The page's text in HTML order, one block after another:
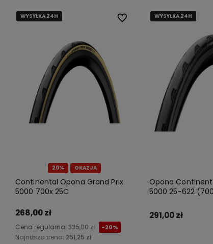
20% OKAZJA
WYSYŁKA 24H
WYSYŁKA 24H
WYSYŁKA 24H
WYSYŁKA 24H
Continental Opona Grand Prix
5000 700x 25C
268,00 zł
Cena regularna: 335,00 zł -20%
Najniższa cena: 251,25 zł
Do ulubionychWYSYŁKA 24H
WYSYŁKA 24H
WYSYŁKA 24H
WYSYŁKA 24H
Opona
5000 25-622
291,00 zł